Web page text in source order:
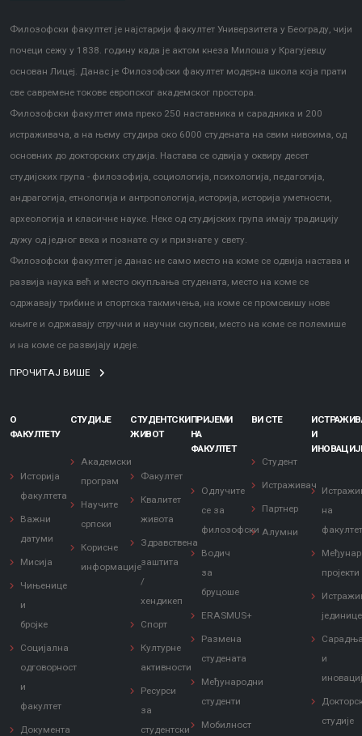
Филозофски факултет је најстарији факултет Универзитета у Београду, чији
почеци сежу у 1838. годину када је актом кнеза Милоша у Крагујевцу
основан Лицеј. Данас је Филозофски факултет модерна школа која прати
све савремене токове европског академског простора.
Филозофски факултет има преко 250 наставника и сарадника и 200
истраживача, а на њему студира око 6000 студената на свим нивоима, од
основних до докторских студија. Настава се одвија у оквиру десет
студијских група - филозофија, социологија, психологија, педагогија,
андрагогија, етнологија и антропологија, историја, историја уметности,
археологија и класичне науке. Неке од студијских група имају традицију
дужу од једног века и познате су и признате у свету.
Филозофски факултет је данас не само место на коме се одвија настава и
развија наука већ и место окупљања студената, место на коме се
одржавају трибине и спортска такмичења, на коме се промовишу нове
књиге и одржавају стручни и научни скупови, место на коме се полемише
и на коме се развијају идеје.
ПРОЧИТАЈ ВИШЕ
О
ФАКУЛТЕТУ
Историја
факултета
Важни
датуми
Мисија
Чињенице
и
бројке
Социјална
одговорност
и
факултет
Документа
СТУДИЈЕ
Академски
програм
Научите
српски
Корисне
информације
СТУДЕНТСКИ
ЖИВОТ
Факултет
Квалитет
живота
Здравствена
заштита
/
хендикеп
Спорт
Културне
активности
Ресурси
за
студентски
ПРИЈЕМИ
НА
ФАКУЛТЕТ
Одлучите
се за
филозофски
Водич
за
бруцоше
ERASMUS+
Размена
студената
Међународни
студенти
Мобилност
ВИ СТЕ
Студент
Истраживач
Партнер
Алумни
И
на
пројекти
јединице
и
студије